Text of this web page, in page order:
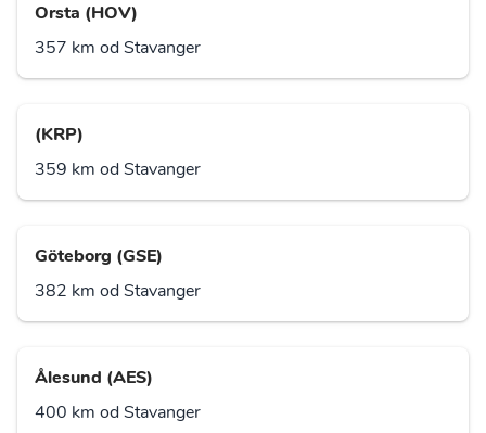
Orsta (HOV)
357 km od Stavanger
(KRP)
359 km od Stavanger
Göteborg (GSE)
382 km od Stavanger
Ålesund (AES)
400 km od Stavanger